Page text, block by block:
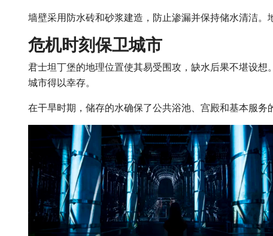
墙壁采用防水砖和砂浆建造，防止渗漏并保持储水清洁。
危机时刻保卫城市
君士坦丁堡的地理位置使其易受围攻，缺水后果不堪设
城市得以幸存。
在干旱时期，储存的水确保了公共浴池、宫殿和基本服务